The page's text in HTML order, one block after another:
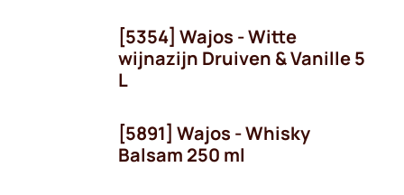
[5354] Wajos - Witte
wijnazijn Druiven & Vanille 5
L
[5891] Wajos - Whisky
Balsam 250 ml